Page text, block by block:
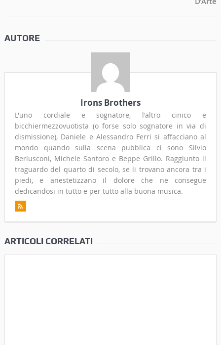
AUTORE
Irons Brothers
L'uno cordiale e sognatore, l'altro cinico e
bicchiermezzovuotista (o forse solo sognatore in via di
dismissione), Daniele e Alessandro Ferri si affacciano al
mondo quando sulla scena pubblica ci sono Silvio
Berlusconi, Michele Santoro e Beppe Grillo. Raggiunto il
traguardo del quarto di secolo, se li trovano ancora tra i
piedi, e anestetizzano il dolore che ne consegue
dedicandosi in tutto e per tutto alla buona musica.
ARTICOLI CORRELATI